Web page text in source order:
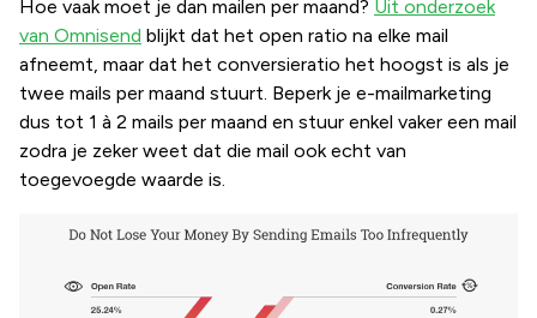
Hoe vaak moet je dan mailen per maand? Uit onderzoek
van Omnisend blijkt dat het open ratio na elke mail
afneemt, maar dat het conversieratio het hoogst is als je
twee mails per maand stuurt. Beperk je e-mailmarketing
dus tot 1 à 2 mails per maand en stuur enkel vaker een mail
zodra je zeker weet dat die mail ook echt van
toegevoegde waarde is.